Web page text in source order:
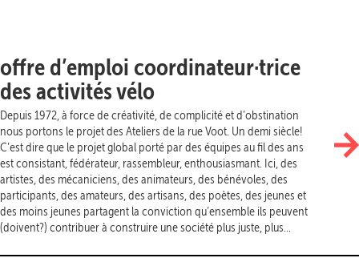
offre d’emploi coordinateur·trice
des activités vélo
Depuis 1972, à force de créativité, de complicité et d’obstination
nous portons le projet des Ateliers de la rue Voot. Un demi siècle!
C’est dire que le projet global porté par des équipes au fil des ans
est consistant, fédérateur, rassembleur, enthousiasmant. Ici, des
artistes, des mécaniciens, des animateurs, des bénévoles, des
participants, des amateurs, des artisans, des poètes, des jeunes et
des moins jeunes partagent la conviction qu’ensemble ils peuvent
(doivent?) contribuer à construire une société plus juste, plus...